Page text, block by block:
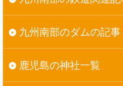
九州南部のダムの記
鹿児島の神社一覧